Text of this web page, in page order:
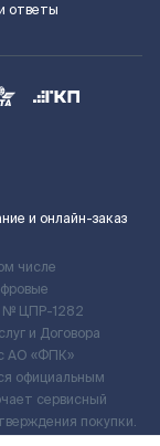
ответы
и онлайн-заказ
числе
№ ЦПР-1282
и Договора
АО «ФПК»
официальным
сервисный
покупки.